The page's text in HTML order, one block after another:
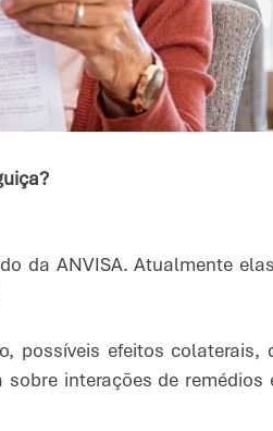
da ANVISA. Atualmente
possíveis efeitos colaterais,
interações de remédios